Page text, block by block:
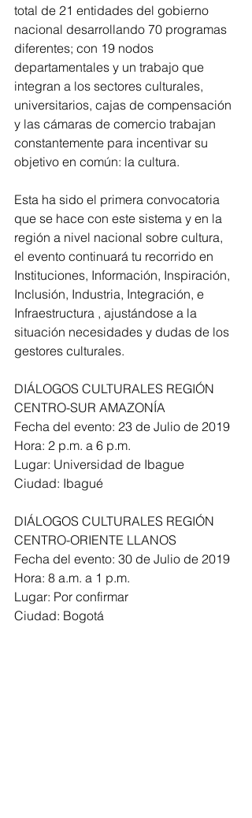
total de 21 entidades del gobierno
nacional desarrollando 70 programas
diferentes; con 19 nodos
departamentales y un trabajo que
integran a los sectores culturales,
universitarios, cajas de compensación
y las cámaras de comercio trabajan
constantemente para incentivar su
objetivo en común: la cultura.
Esta ha sido el primera convocatoria
que se hace con este sistema y en la
región a nivel nacional sobre cultura,
el evento continuará tu recorrido en
Instituciones, Información, Inspiración,
Inclusión, Industria, Integración, e
Infraestructura , ajustándose a la
situación necesidades y dudas de los
gestores culturales.
DIÁLOGOS CULTURALES REGIÓN
CENTRO-SUR AMAZONÍA
Fecha del evento: 23 de Julio de 2019
Hora: 2 p.m. a 6 p.m.
Lugar: Universidad de Ibague
Ciudad: Ibagué
DIÁLOGOS CULTURALES REGIÓN
CENTRO-ORIENTE LLANOS
Fecha del evento: 30 de Julio de 2019
Hora: 8 a.m. a 1 p.m.
Lugar: Por confirmar
Ciudad: Bogotá